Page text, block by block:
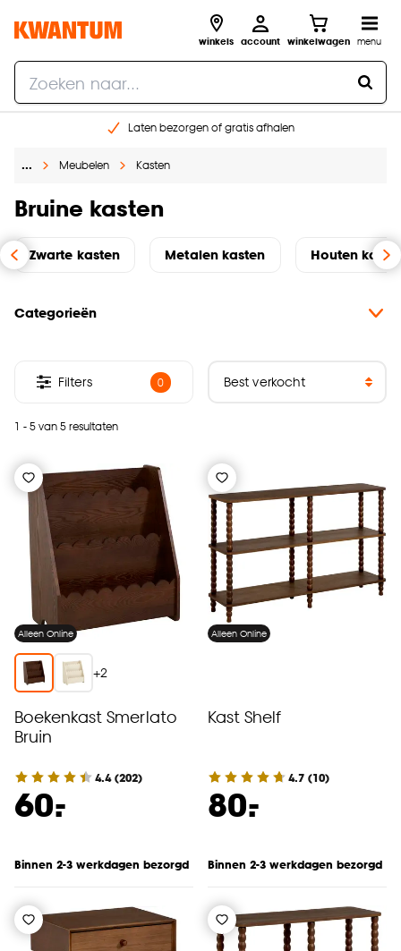
winkels account winkelwagen menu
Laten bezorgen of gratis afhalen
Gratis raam advies en opmeten aan huis
… Meubelen Kasten
Bruine kasten
Zwarte kasten Metalen kasten Houten
Categorieën
1 - 5 van 5 resultaten
Filters 0
Alleen Online
+2
Boekenkast Smerlato
Bruin
4.4(202)
60.
-
Binnen 2-3 werkdagen bezorgd
Alleen Online
Kast Shelf
4.7 (10)
80.
-
Binnen 2-3 werkdagen bezorgd